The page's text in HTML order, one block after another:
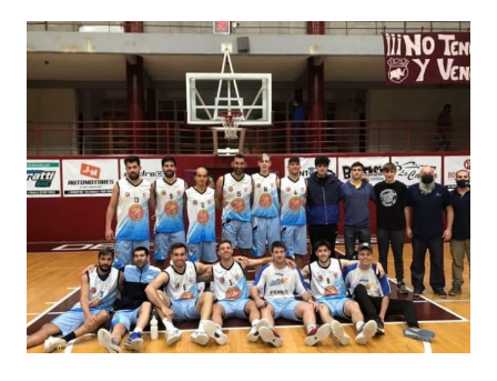
Desarrollamos una interfaz más ágil, moderna e
intuitiva, pensada para optimizar la navegación desde
cualquier dispositivo, facilitar el acceso a las noticias
locales y potenciar la interacción de los lectores con
nuestros contenidos.